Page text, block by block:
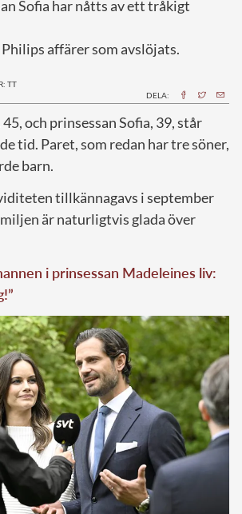
Sofia har nåtts av ett tråkigt
affärer som avslöjats.
TT
DELA:
och prinsessan Sofia, 39, står
tid. Paret, som redan har tre söner,
barn.
tillkännagavs i september
är naturligtvis glada över
i prinsessan Madeleines liv: